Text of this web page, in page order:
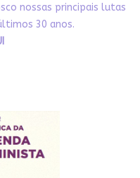
nossas principais lutas
30 anos.